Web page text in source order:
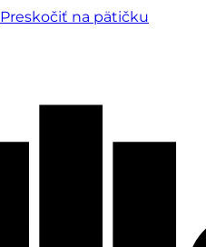
Preskočiť na pätičku